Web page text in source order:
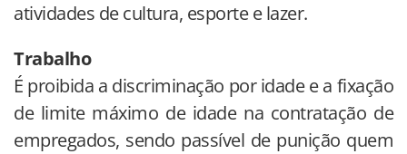
atividades de cultura, esporte e lazer.
Trabalho
É proibida a discriminação por idade e a fixação
de limite máximo de idade na contratação de
empregados, sendo passível de punição quem